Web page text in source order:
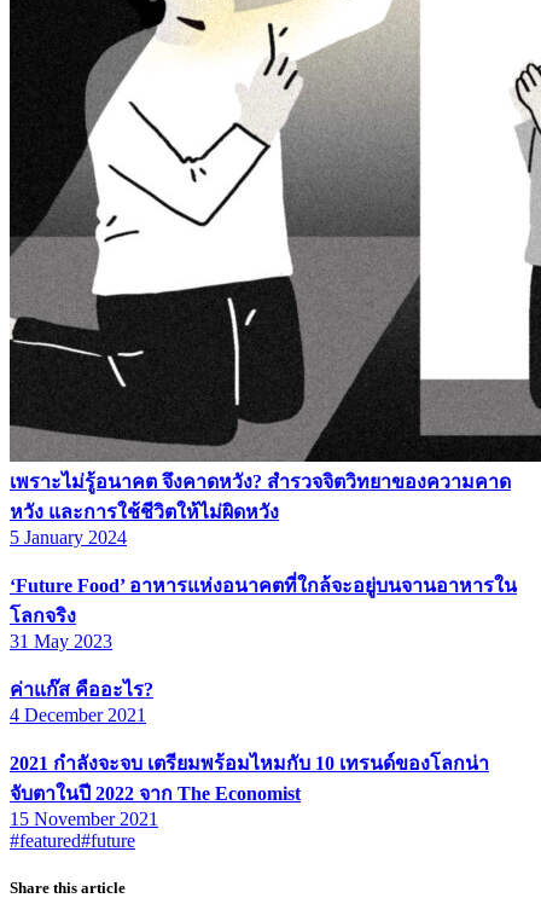
เพราะไม่รู้อนาคต จึงคาดหวัง? สำรวจจิตวิทยาของความคาด
หวัง และการใช้ชีวิตให้ไม่ผิดหวัง
5 January 2024
‘Future Food’ อาหารแห่งอนาคตที่ใกล้จะอยู่บนจานอาหารใน
โลกจริง
31 May 2023
ค่าแก๊ส คืออะไร?
4 December 2021
2021 กำลังจะจบ เตรียมพร้อมไหมกับ 10 เทรนด์ของโลกน่า
จับตาในปี 2022 จาก The Economist
15 November 2021
#featured#future
Share this article